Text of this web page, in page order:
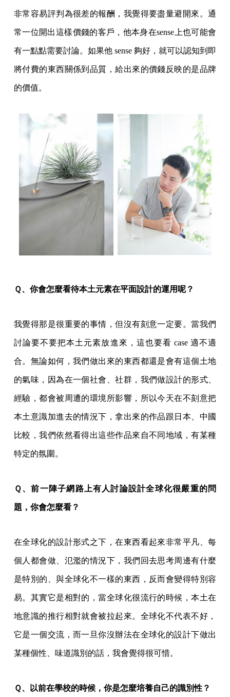
非常容易評判為很差的報酬，我覺得要盡量避開來。通
常一位開出這樣價錢的客戶，他本身在sense上也可能會
有一點點需要討論。如果他 sense 夠好，就可以認知到即
將付費的東西關係到品質，給出來的價錢反映的是品牌
的價值。
Ｑ、你會怎麼看待本土元素在平面設計的運用呢？
我覺得那是很重要的事情，但沒有刻意一定要。當我們
討論要不要把本土元素放進來，這也要看 case 適不適
合。無論如何，我們做出來的東西都還是會有這個土地
的氣味，因為在一個社會、社群，我們做設計的形式、
經驗，都會被周遭的環境所影響，所以今天在不刻意把
本土意識加進去的情況下，拿出來的作品跟日本、中國
比較，我們依然看得出這些作品來自不同地域，有某種
特定的氛圍。
Ｑ、前一陣子網路上有人討論設計全球化很嚴重的問
題，你會怎麼看？
在全球化的設計形式之下，在東西看起來非常平凡、每
個人都會做、氾濫的情況下，我們回去思考周邊有什麼
是特別的、與全球化不一樣的東西，反而會變得特別容
易。其實它是相對的，當全球化很流行的時候，本土在
地意識的推行相對就會被拉起來。全球化不代表不好，
它是一個交流，而一旦你沒辦法在全球化的設計下做出
某種個性、味道識別的話，我會覺得很可惜。
Ｑ、以前在學校的時候，你是怎麼培養自己的識別性？